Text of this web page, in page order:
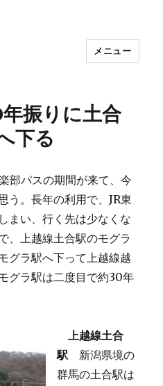
メニュー
振りに土合
下る
部パスの期間が来て、今
う。長年の利用で、JR東
まい、行く先は少なくな
、上越線土合駅のモグラ
グラ駅へ下って上越線越
グラ駅は二度目で約30年
上越線土合
駅 新潟県境の
群馬の土合駅は